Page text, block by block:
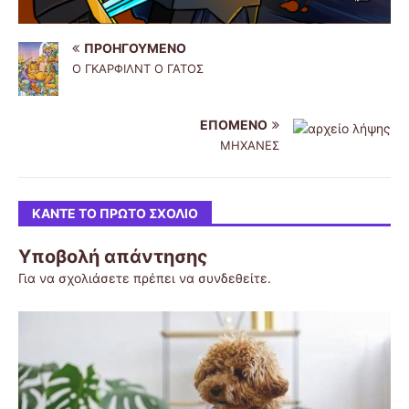
ΠΡΟΗΓΟΎΜΕΝΟ
O ΓΚΑΡΦΙΛΝΤ Ο ΓΑΤΟΣ
ΕΠΌΜΕΝΟ
ΜΗΧΑΝΕΣ
ΚΆΝΤΕ ΤΟ ΠΡΏΤΟ ΣΧΌΛΙΟ
Υποβολή απάντησης
Για να σχολιάσετε πρέπει να συνδεθείτε.